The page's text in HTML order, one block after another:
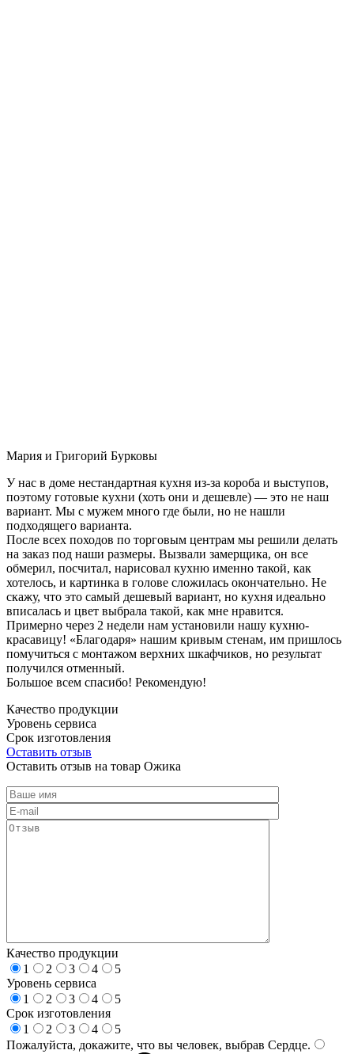
Мария и Григорий Бурковы
У нас в доме нестандартная кухня из-за короба и выступов,
поэтому готовые кухни (хоть они и дешевле) — это не наш
вариант. Мы с мужем много где были, но не нашли
подходящего варианта.
После всех походов по торговым центрам мы решили делать
на заказ под наши размеры. Вызвали замерщика, он все
обмерил, посчитал, нарисовал кухню именно такой, как
хотелось, и картинка в голове сложилась окончательно. Не
скажу, что это самый дешевый вариант, но кухня идеально
вписалась и цвет выбрала такой, как мне нравится.
Примерно через 2 недели нам установили нашу кухню-
красавицу! «Благодаря» нашим кривым стенам, им пришлось
помучиться с монтажом верхних шкафчиков, но результат
получился отменный.
Большое всем спасибо! Рекомендую!
Качество продукции
Уровень сервиса
Срок изготовления
Оставить отзыв
Оставить отзыв на товар Ожика
Качество продукции
1
2 3 4
5
Уровень сервиса
1
2 3 4
5
Срок изготовления
1
2 3 4
5
Пожалуйста, докажите, что вы человек, выбрав Сердце.